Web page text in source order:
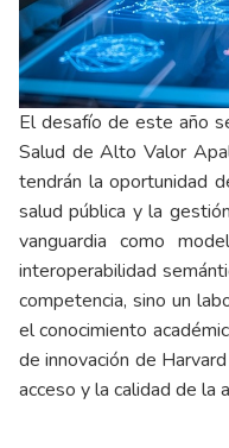
El desafío de este año
Salud de Alto Valor
tendrán la oportunidad
salud pública y la
vanguardia como
interoperabilidad
competencia, sino un
el conocimiento
de innovación de
acceso y la calidad de la